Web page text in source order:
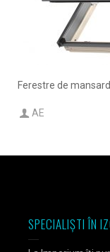
Ferestre de
AE
SPECIALIȘTI ÎN